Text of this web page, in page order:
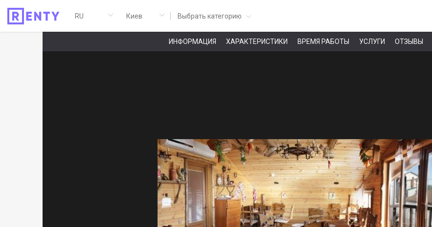
Выбрать категорию
ИНФОРМАЦИЯ ХАРАКТЕРИСТИКИ ВРЕМЯ РАБОТЫ УСЛУГИ ОТЗЫВЫ